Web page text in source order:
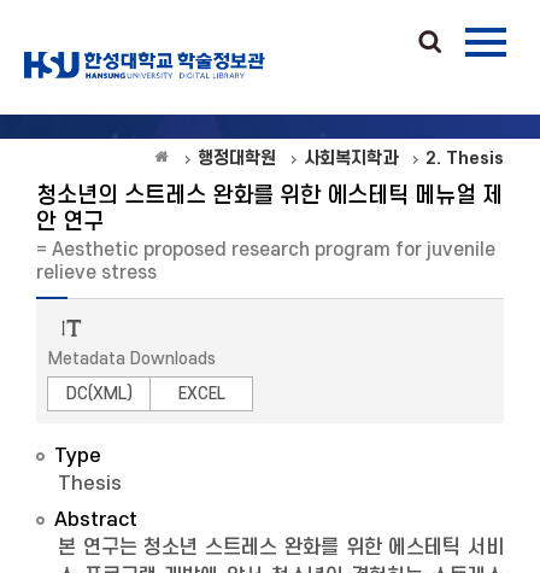
행정대학원 사회복지학과 2. Thesis
청소년의 스트레스 완화를 위한 에스테틱 메뉴얼 제
안 연구
= Aesthetic proposed research program for juvenile
relieve stress
Metadata Downloads
DC(XML)
EXCEL
Type
Thesis
Abstract
본 연구는 청소년 스트레스 완화를 위한 에스테틱 서비